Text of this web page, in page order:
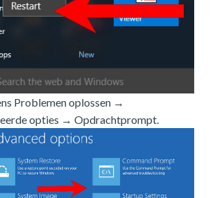
Problemen oplossen →
opties → Opdrachtprompt.